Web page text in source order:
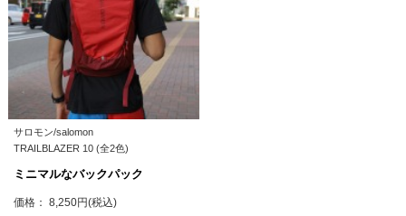
サロモン/salomon
TRAILBLAZER 10 (全2色)
ミニマルなバックパック
価格： 8,250円(税込)